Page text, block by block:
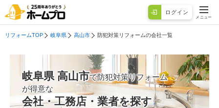
ログイン
メニュー
リフォームTOP 岐阜県 高山市 防犯対策リフォームの会社一覧
岐阜県 高山市で防犯対策リフォーム
が得意な
会社・工務店・業者を探す